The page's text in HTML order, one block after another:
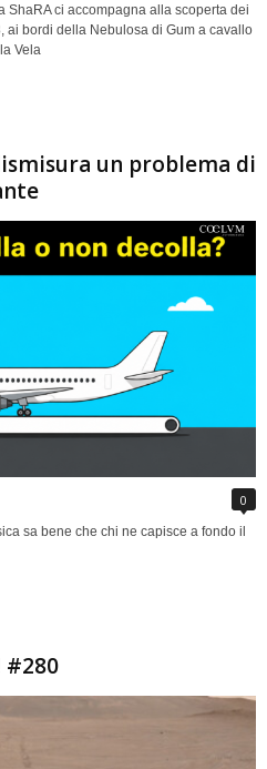
ShaRA ci accompagna alla scoperta dei
ai bordi della Nebulosa di Gum a cavallo
Vela
un problema di
0
sa bene che chi ne capisce a fondo il